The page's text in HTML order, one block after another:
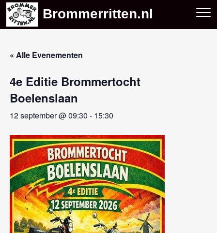
Skip
content
Brommerritten.nl
« Alle Evenementen
4e Editie Brommertocht
Boelenslaan
12 september @ 09:30 - 15:30